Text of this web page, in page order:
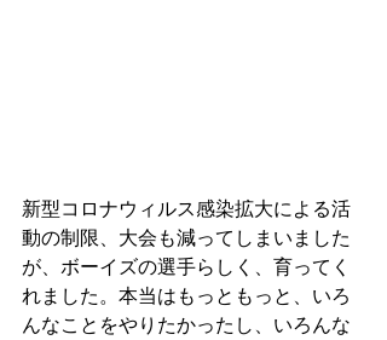
新型コロナウィルス感染拡大による活
動の制限、大会も減ってしまいました
が、ボーイズの選手らしく、育ってく
れました。本当はもっともっと、いろ
んなことをやりたかったし、いろんな